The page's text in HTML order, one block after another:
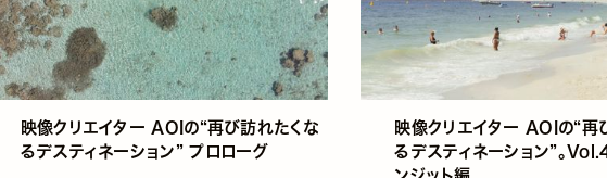
映像クリエイター AOIの“再び訪れたくな
るデスティネーション” プロローグ
映像クリエイター AOIの“再
るデスティネーション”。